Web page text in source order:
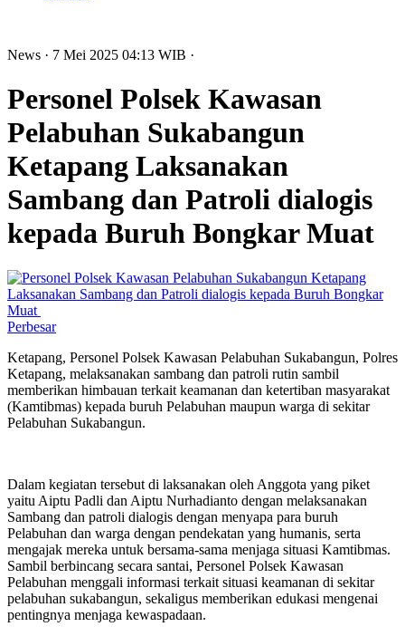
News · 7 Mei 2025 04:13 WIB ·
Personel Polsek Kawasan
Pelabuhan Sukabangun
Ketapang Laksanakan
Sambang dan Patroli dialogis
kepada Buruh Bongkar Muat
Perbesar
Ketapang, Personel Polsek Kawasan Pelabuhan Sukabangun, Polres
Ketapang, melaksanakan sambang dan patroli rutin sambil
memberikan himbauan terkait keamanan dan ketertiban masyarakat
(Kamtibmas) kepada buruh Pelabuhan maupun warga di sekitar
Pelabuhan Sukabangun.
Dalam kegiatan tersebut di laksanakan oleh Anggota yang piket
yaitu Aiptu Padli dan Aiptu Nurhadianto dengan melaksanakan
Sambang dan patroli dialogis dengan menyapa para buruh
Pelabuhan dan warga dengan pendekatan yang humanis, serta
mengajak mereka untuk bersama-sama menjaga situasi Kamtibmas.
Sambil berbincang secara santai, Personel Polsek Kawasan
Pelabuhan menggali informasi terkait situasi keamanan di sekitar
pelabuhan sukabangun, sekaligus memberikan edukasi mengenai
pentingnya menjaga kewaspadaan.